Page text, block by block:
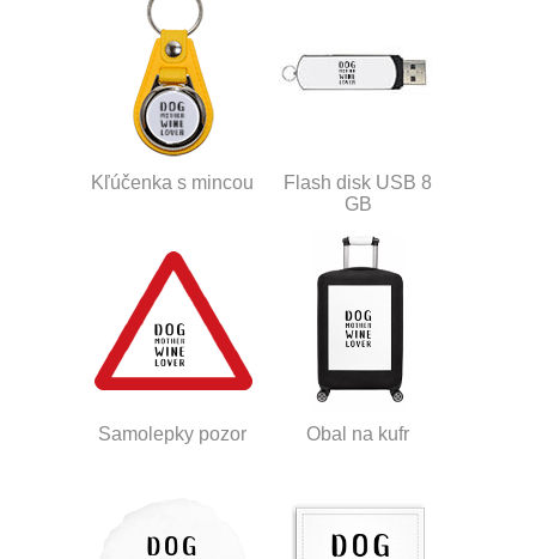
Kľúčenka s mincou
Flash disk USB 8
GB
Samolepky pozor Obal na kufr